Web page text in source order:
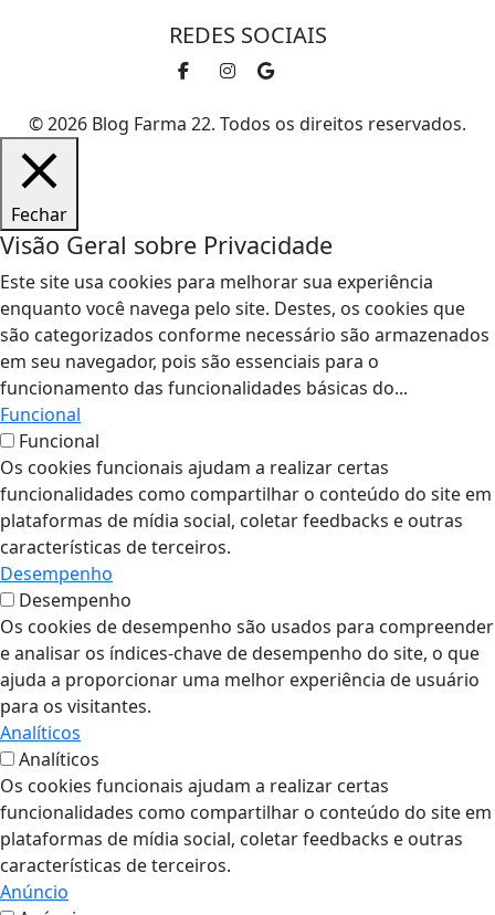
REDES SOCIAIS
© 2026 Blog Farma 22. Todos os direitos reservados.
Fechar
Visão Geral sobre Privacidade
Este site usa cookies para melhorar sua experiência
enquanto você navega pelo site. Destes, os cookies que
são categorizados conforme necessário são armazenados
em seu navegador, pois são essenciais para o
funcionamento das funcionalidades básicas do...
Funcional
Funcional
Os cookies funcionais ajudam a realizar certas
funcionalidades como compartilhar o conteúdo do site em
plataformas de mídia social, coletar feedbacks e outras
características de terceiros.
Desempenho
Desempenho
Os cookies de desempenho são usados para compreender
e analisar os índices-chave de desempenho do site, o que
ajuda a proporcionar uma melhor experiência de usuário
para os visitantes.
Analíticos
Analíticos
Os cookies funcionais ajudam a realizar certas
funcionalidades como compartilhar o conteúdo do site em
plataformas de mídia social, coletar feedbacks e outras
características de terceiros.
Anúncio